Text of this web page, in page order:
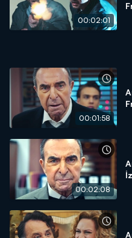
00:02:01
00:01:58
00:02:08